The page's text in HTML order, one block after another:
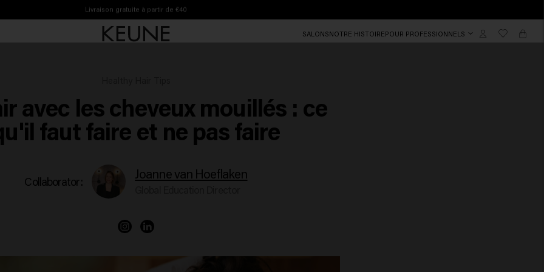
Livraison gratuite à partir de €40
SALONSNOTRE HISTOIREPOUR PROFESSIONNELS
avec les cheveux mouillés : ce
faut faire et ne pas faire
Collaborator: Joanne van Hoeflaken